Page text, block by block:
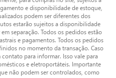
e disponibilidade de estoque,
podem ser diferentes dos
estarão sujeitos a disponibilidade
separação. Todos os pedidos estão
e pagamentos. Todos os pedidos
no momento da transação. Caso
para informar. Isso vale para
e eletroportáteis. Importante
não podem ser controlados, como